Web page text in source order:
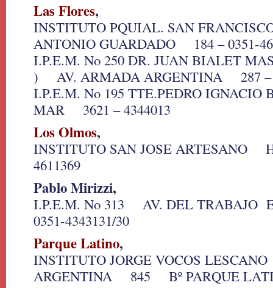
Las Flores,
INSTITUTO PQUIAL. SAN
ANTONIO GUARDADO 184 – 0351-
I.P.E.M. No 250 DR. JUAN BIALET
) AV. ARMADA ARGENTINA 287 –
I.P.E.M. No 195 TTE.PEDRO
MAR 3621 – 4344013
Los Olmos,
INSTITUTO SAN JOSE ARTESANO
4611369
Pablo Mirizzi,
I.P.E.M. No 313 AV. DEL TRABAJO
0351-4343131/30
Parque Latino,
INSTITUTO JORGE VOCOS
ARGENTINA 845 Bº PARQUE